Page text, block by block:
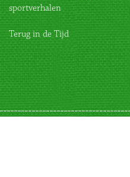
sportverhalen
Terug in de Tijd